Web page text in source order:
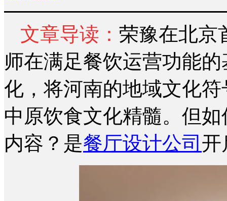
文章导读： 荣豫在北京
师在满足餐饮运营功能
化，将河南的地域文化
中原饮食文化精髓。但
内容？是餐厅设计公司 开